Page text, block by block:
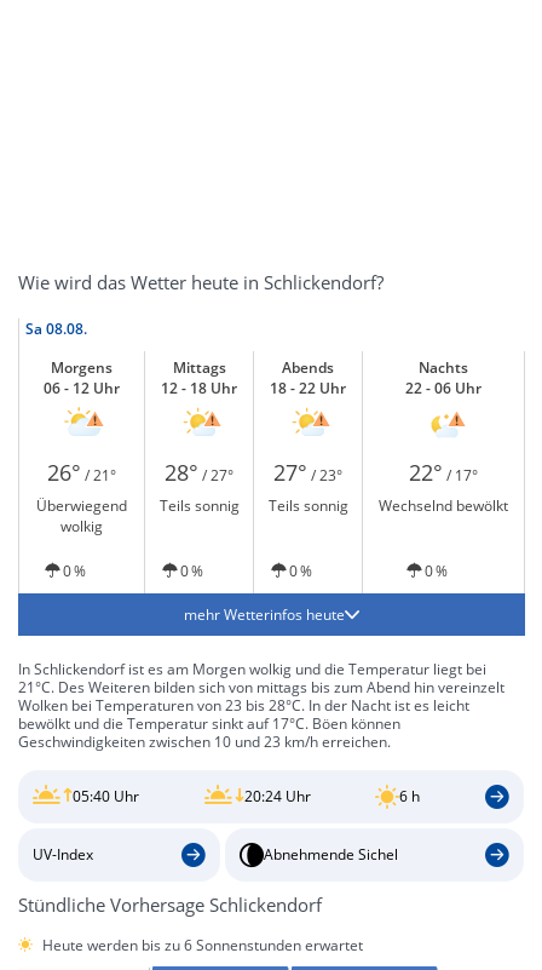
Wie wird das Wetter heute in Schlickendorf?
Sa 08.08.
Morgens
06 - 12 Uhr
Mittags
12 - 18 Uhr
Abends
18 - 22 Uhr
Nachts
22 - 06 Uhr
26° / 21° 28° / 27° 27° / 23° 22° / 17°
Überwiegend
wolkig
Teils sonnig Teils sonnig Wechselnd bewölkt
0 % 0 % 0 % 0 %
mehr Wetterinfos heute
In Schlickendorf ist es am Morgen wolkig und die Temperatur liegt bei
21°C. Des Weiteren bilden sich von mittags bis zum Abend hin vereinzelt
Wolken bei Temperaturen von 23 bis 28°C. In der Nacht ist es leicht
bewölkt und die Temperatur sinkt auf 17°C. Böen können
Geschwindigkeiten zwischen 10 und 23 km/h erreichen.
05:40 Uhr 20:24 Uhr 6 h
UV-Index Abnehmende Sichel
Stündliche Vorhersage Schlickendorf
Heute werden bis zu 6 Sonnenstunden erwartet